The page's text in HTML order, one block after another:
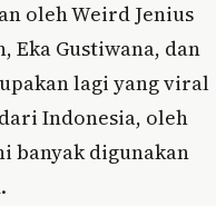
oleh Weird Jenius
Eka Gustiwana, dan
lagi yang viral
Indonesia, oleh
banyak digunakan